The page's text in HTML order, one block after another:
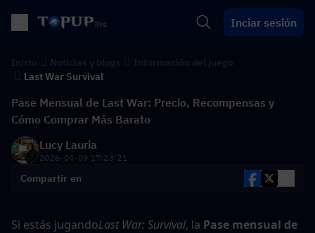
Inciar sesión
Last War Survival
Pase Mensual de Last War: Precio, Recompensas y
Cómo Comprar Más Barato
Lucy Lauria
2026-04-09 17:23:21
Compartir en
Si estás jugandoLast War: Survival, la Pase mensual de